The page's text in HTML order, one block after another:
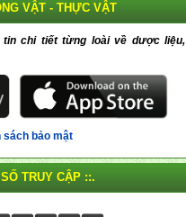
VẬT - THỰC VẬT
tin chi tiết từng loài về dược liệu,
sách bảo mật
TRUY CẬP ::.